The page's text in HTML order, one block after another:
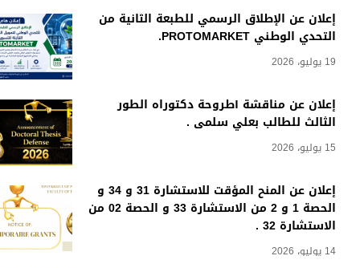
إعلان عن الإطلاق الرسمي للطبعة الثانية من
التحدي الوطني PROTOMARKET.
19 يوليو، 2026
إعلان عن مناقشة أطروحة دكتوراه الطور
الثالث للطالب بعلي سلمى .
15 يوليو، 2026
إعلان عن المنح المؤقت للاستشارة 31 و 34 و
الحصة 1 و 2 من الاستشارة 33 و الحصة 02 من
الاستشارة 32 .
14 يوليو، 2026